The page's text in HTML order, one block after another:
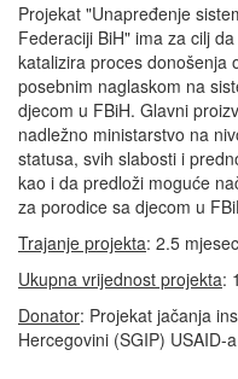
Projekat "Unapređenje
Federaciji BiH" ima za cilj
katalizira proces donošenja
posebnim naglaskom na
djecom u FBiH. Glavni
nadležno ministarstvo na
statusa, svih slabosti i
kao i da predloži moguće
za porodice sa djecom u
Trajanje projekta: 2.5
Ukupna vrijednost projekta:
Donator: Projekat jačanja
Hercegovini (SGIP) USAID-a